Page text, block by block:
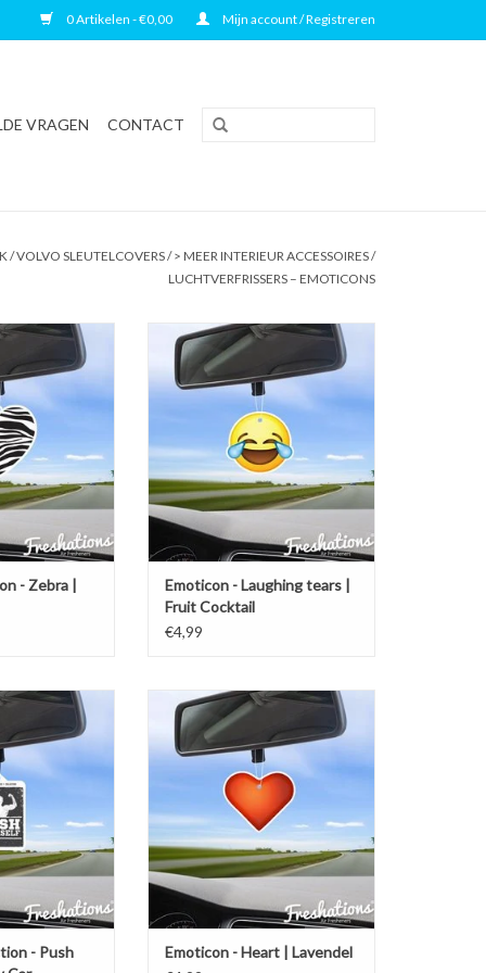
0 Artikelen - €0,00 Mijn account / Registreren
VRAGEN CONTACT
/VOLVO SLEUTELCOVERS/> MEER INTERIEUR ACCESSOIRES/
LUCHTVERFRISSERS – EMOTICONS
luchtverfrisser |
hartje | Fruit
WINKELWAGEN
- Zebra |
Freshations auto luchtverfrisser |
Emoticon - Laughing tears | Fruit
Cocktail
TOEVOEGEN AAN WINKELWAGEN
Emoticon - Laughing tears |
Fruit Cocktail
€4,99
luchtverfrisser |
Push yourself |
Car
WINKELWAGEN
- Push
Freshations auto luchtverfrisser |
Emoticon - Heart | Lavendel
TOEVOEGEN AAN WINKELWAGEN
Emoticon - Heart | Lavendel